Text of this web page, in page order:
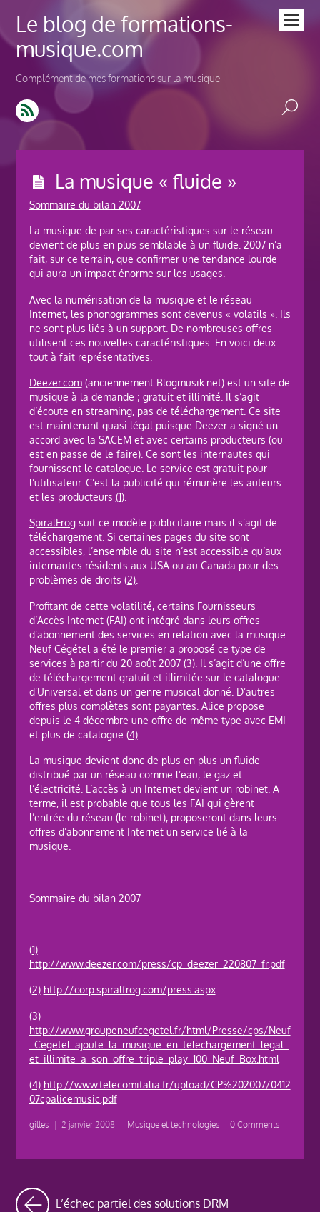
Le blog de formations-
musique.com
Complément de mes formations sur la musique
La musique « fluide »
Sommaire du bilan 2007
La musique de par ses caractéristiques sur le réseau
devient de plus en plus semblable à un fluide. 2007 n’a
fait, sur ce terrain, que confirmer une tendance lourde
qui aura un impact énorme sur les usages.
Avec la numérisation de la musique et le réseau
Internet, les phonogrammes sont devenus « volatils » . Ils
ne sont plus liés à un support. De nombreuses offres
utilisent ces nouvelles caractéristiques. En voici deux
tout à fait représentatives.
Deezer.com(anciennement Blogmusik.net) est un site de
musique à la demande ; gratuit et illimité. Il s’agit
d’écoute en streaming, pas de téléchargement. Ce site
est maintenant quasi légal puisque Deezer a signé un
accord avec la SACEM et avec certains producteurs (ou
est en passe de le faire). Ce sont les internautes qui
fournissent le catalogue. Le service est gratuit pour
l’utilisateur. C’est la publicité qui rémunère les auteurs
et les producteurs (1).
SpiralFrogsuit ce modèle publicitaire mais il s’agit de
téléchargement. Si certaines pages du site sont
accessibles, l’ensemble du site n’est accessible qu’aux
internautes résidents aux USA ou au Canada pour des
problèmes de droits (2).
Profitant de cette volatilité, certains Fournisseurs
d’Accès Internet (FAI) ont intégré dans leurs offres
d’abonnement des services en relation avec la musique.
Neuf Cégétel a été le premier a proposé ce type de
services à partir du 20 août 2007 (3). Il s’agit d’une offre
de téléchargement gratuit et illimitée sur le catalogue
d’Universal et dans un genre musical donné. D’autres
offres plus complètes sont payantes. Alice propose
depuis le 4 décembre une offre de même type avec EMI
et plus de catalogue (4).
La musique devient donc de plus en plus un fluide
distribué par un réseau comme l’eau, le gaz et
l’électricité. L’accès à un Internet devient un robinet. A
terme, il est probable que tous les FAI qui gèrent
l’entrée du réseau (le robinet), proposeront dans leurs
offres d’abonnement Internet un service lié à la
musique.
Sommaire du bilan 2007
(1)
http://www.deezer.com/press/cp_deezer_220807_fr.pdf
(2) http://corp.spiralfrog.com/press.aspx
(3)
http://www.groupeneufcegetel.fr/html/Presse/cps/Neuf
_Cegetel_ajoute_la_musique_en_telechargement_legal_
et_illimite_a_son_offre_triple_play_100_Neuf_Box.html
(4) http://www.telecomitalia.fr/upload/CP%202007/0412
07cpalicemusic.pdf
gilles 2 janvier 2008 Musique et technologies 0 Comments
L’échec partiel des solutions DRM